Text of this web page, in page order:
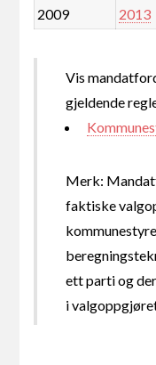
2009
2013
Vis
gjeldende
Merk:
faktiske
ett parti og
i